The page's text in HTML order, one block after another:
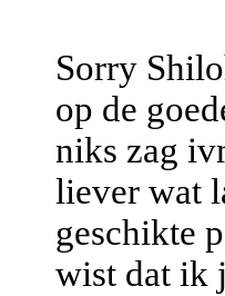
Sorry
op de
niks zag
liever wat
geschikte
wist dat ik